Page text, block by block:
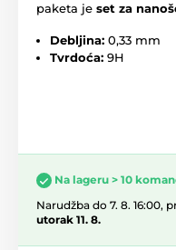
paketa je set za
Debljina: 0,33 mm
Tvrdoća: 9H
Na lageru > 10
Narudžba do 7. 8. 16:00,
utorak 11. 8.